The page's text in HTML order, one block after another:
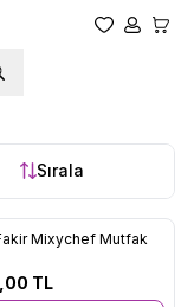
Favorilerim
Hesabım
Sırala
Ekle
Mixychef Mutfak
TL